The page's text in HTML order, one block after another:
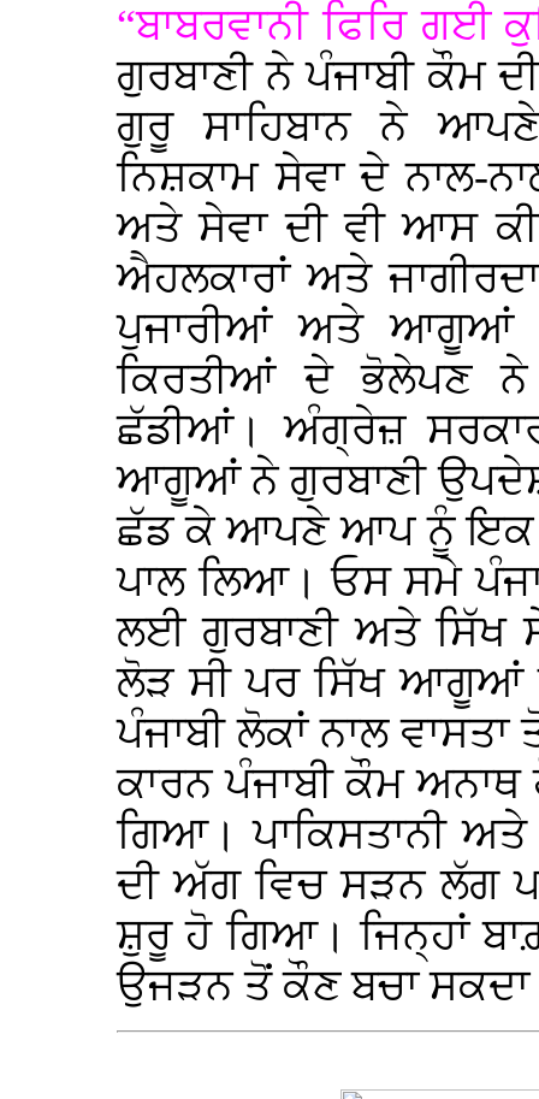
“ਬਾਬਰਵਾਨੀ ਫਿਰਿ ਗਈ
ਗੁਰਬਾਣੀ ਨੇ ਪੰਜਾਬੀ ਕੌਮ
ਗੁਰੂ ਸਾਹਿਬਾਨ ਨੇ
ਨਿਸ਼ਕਾਮ ਸੇਵਾ ਦੇ ਨਾਲ-
ਅਤੇ ਸੇਵਾ ਦੀ ਵੀ ਆਸ
ਐਹਲਕਾਰਾਂ ਅਤੇ
ਪੁਜਾਰੀਆਂ ਅਤੇ ਆਗੂਆਂ
ਕਿਰਤੀਆਂ ਦੇ ਭੋਲੇਪਣ ਨੇ
ਛੱਡੀਆਂ। ਅੰਗ੍ਰੇਜ਼
ਆਗੂਆਂ ਨੇ ਗੁਰਬਾਣੀ ਉਪਦੇਸ਼
ਛੱਡ ਕੇ ਆਪਣੇ ਆਪ ਨੂੰ ਇਕ
ਪਾਲ ਲਿਆ। ਓਸ ਸਮੇ
ਲਈ ਗੁਰਬਾਣੀ ਅਤੇ ਸਿੱਖ
ਲੋੜ ਸੀ ਪਰ ਸਿੱਖ ਆਗੂਆਂ
ਪੰਜਾਬੀ ਲੋਕਾਂ ਨਾਲ
ਕਾਰਨ ਪੰਜਾਬੀ ਕੌਮ
ਗਿਆ। ਪਾਕਿਸਤਾਨੀ
ਦੀ ਅੱਗ ਵਿਚ ਸੜਨ ਲੱਗ
ਸ਼ੁਰੂ ਹੋ ਗਿਆ। ਜਿਨ੍ਹਾਂ
ਉਜੜਨ ਤੋਂ ਕੌਣ ਬਚਾ